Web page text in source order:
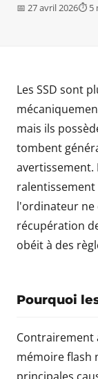
📅 27 avril 2026⏱ 5
Les SSD sont
mais ils
tombent
avertissement.
l'ordinateur ne
récupération
obéit à des
Pourquoi
Contrairement
mémoire flash